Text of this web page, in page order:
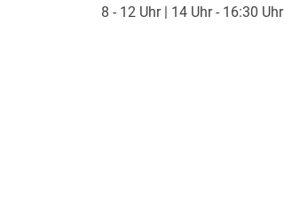
8 - 12 Uhr | 14 Uhr - 16:30 Uhr